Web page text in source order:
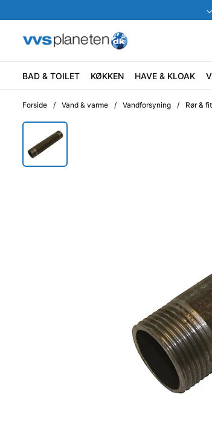
BAD & TOILET KØKKEN HAVE & KLOAK
Forside / Vand & varme / Vandforsyning / Rør &